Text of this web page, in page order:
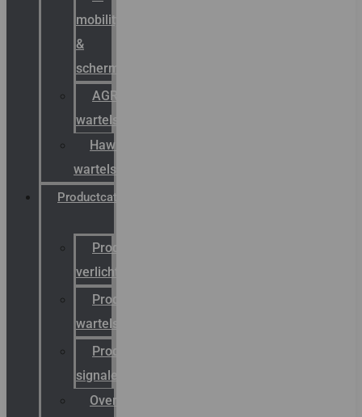
mobility
&
schermstromen
AGRO
wartels
Hawke
wartels
Productcatalogus
Productcatalogus
verlichting
Productcatalogus
wartels
Productcatalogus
signalering
Overzicht